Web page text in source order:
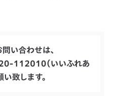
い合わせは、
112010（いいふれあ
い致します。